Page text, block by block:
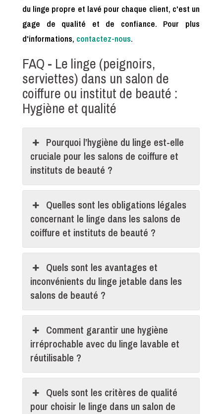
du linge propre et lavé pour chaque client, c'est un
gage de qualité et de confiance. Pour plus
d'informations, contactez-nous.
FAQ - Le linge (peignoirs,
serviettes) dans un salon de
coiffure ou institut de beauté :
Hygiène et qualité
Pourquoi l’hygiène du linge est-elle
cruciale pour les salons de coiffure et
instituts de beauté ?
Quelles sont les obligations légales
concernant le linge dans les salons de
coiffure et instituts de beauté ?
Quels sont les avantages et
inconvénients du linge jetable dans les
salons de beauté ?
Comment garantir une hygiène
irréprochable avec du linge lavable et
réutilisable ?
Quels sont les critères de qualité
pour choisir le linge dans un salon de